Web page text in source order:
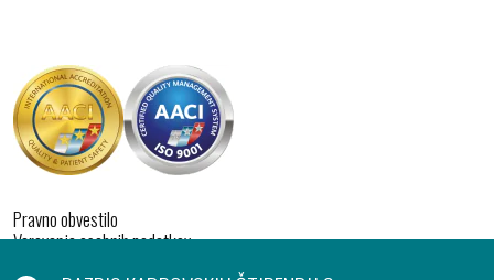
Pravno obvestilo
Varovanje osebnih podatkov